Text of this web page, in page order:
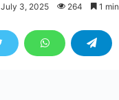
July 3, 2025 264 1